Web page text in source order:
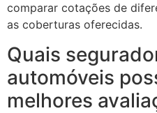
comparar cotações de
as coberturas oferecidas.
Quais
automóveis
melhores